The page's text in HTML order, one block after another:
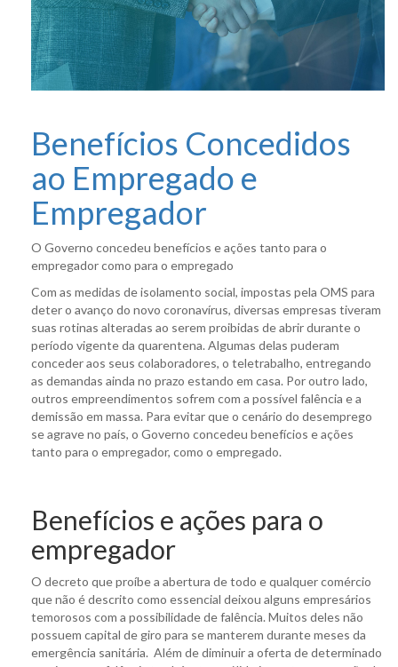
Benefícios Concedidos
ao Empregado e
Empregador
O Governo concedeu benefícios e ações tanto para o
empregador como para o empregado
Com as medidas de isolamento social, impostas pela OMS para
deter o avanço do novo coronavírus, diversas empresas tiveram
suas rotinas alteradas ao serem proibidas de abrir durante o
período vigente da quarentena. Algumas delas puderam
conceder aos seus colaboradores, o teletrabalho, entregando
as demandas ainda no prazo estando em casa. Por outro lado,
outros empreendimentos sofrem com a possível falência e a
demissão em massa. Para evitar que o cenário do desemprego
se agrave no país, o Governo concedeu benefícios e ações
tanto para o empregador, como o empregado.
Benefícios e ações para o
empregador
O decreto que proíbe a abertura de todo e qualquer comércio
que não é descrito como essencial deixou alguns empresários
temorosos com a possibilidade de falência. Muitos deles não
possuem capital de giro para se manterem durante meses da
emergência sanitária. Além de diminuir a oferta de determinado